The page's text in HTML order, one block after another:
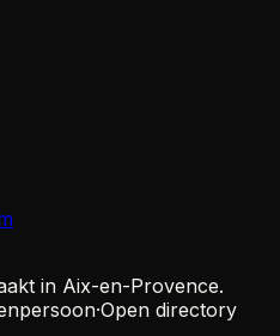
in Aix-en-Provence.
·Open directory